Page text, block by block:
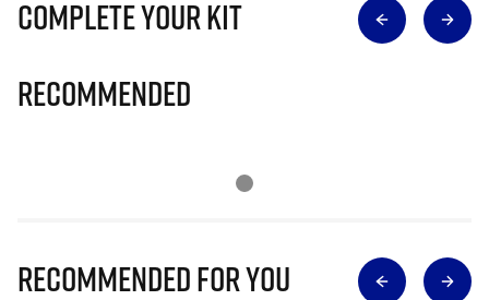
Complete Your Kit
Recommended
Recommended for you